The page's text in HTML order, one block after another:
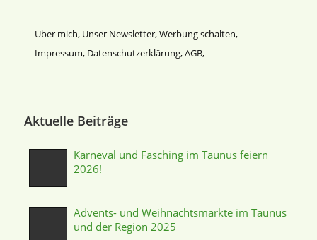
Über mich, Unser Newsletter,Werbung schalten,
Impressum, Datenschutz­erklärung,AGB,
Aktuelle Beiträge
Karneval und Fasching im Taunus feiern
2026!
Advents- und Weihnachtsmärkte im Taunus
und der Region 2025